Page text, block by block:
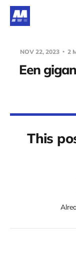
NOV 22, 2023 2
Een
This